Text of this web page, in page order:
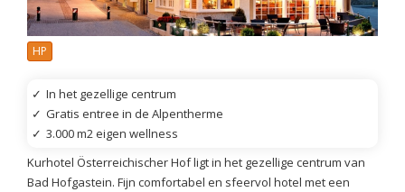
HP
✓ In het gezellige centrum
✓ Gratis entree in de Alpentherme
✓ 3.000 m2 eigen wellness
Kurhotel Österreichischer Hof ligt in het gezellige centrum van
Bad Hofgastein. Fijn comfortabel en sfeervol hotel met een